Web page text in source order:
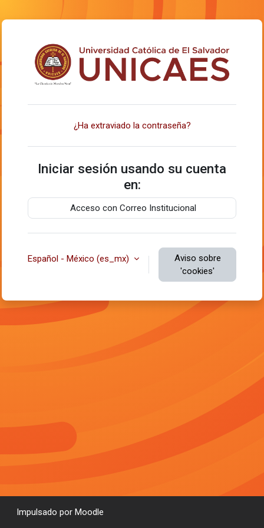
Ingresar a
¿Ha extraviado la contraseña?
Iniciar sesión usando su cuenta
en:
Acceso con Correo Institucional
Español - México ‎(es_mx)‎
Aviso sobre
'cookies'
Impulsado por Moodle